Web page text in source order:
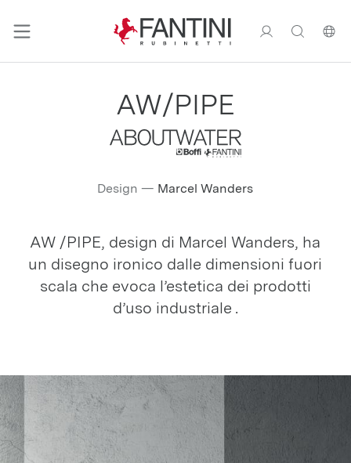
AW/PIPE
Design — Marcel Wanders
AW /PIPE, design di Marcel Wanders, ha
un disegno ironico dalle dimensioni fuori
scala che evoca l’estetica dei prodotti
d’uso industriale .